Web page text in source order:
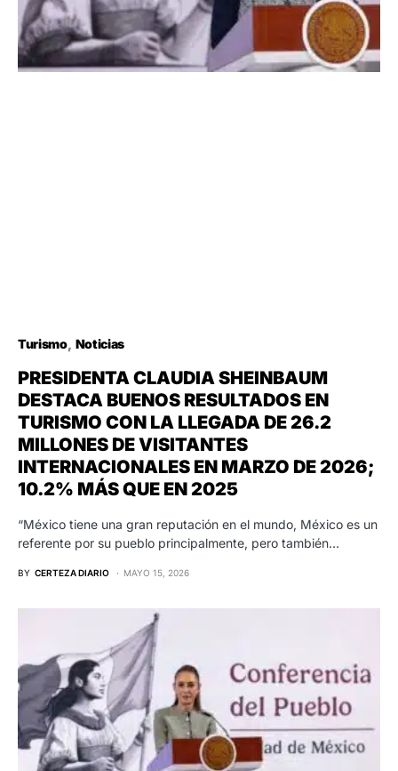
Turismo Noticias
PRESIDENTA CLAUDIA SHEINBAUM
DESTACA BUENOS RESULTADOS EN
TURISMO CON LA LLEGADA DE 26.2
MILLONES DE VISITANTES
INTERNACIONALES EN MARZO DE 2026;
10.2% MÁS QUE EN 2025
“México tiene una gran reputación en el mundo, México es un
referente por su pueblo principalmente, pero también…
BY CERTEZA DIARIO MAYO 15, 2026